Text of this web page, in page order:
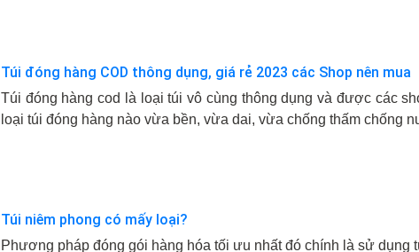
Túi đóng hàng COD thông dụng, giá rẻ 2023 các Shop nên mua
Túi đóng hàng cod là loại túi vô cùng thông dụng và được các
loại túi đóng hàng nào vừa bền, vừa dai, vừa chống thấm chống
Túi niêm phong có mấy loại?
Phương pháp đóng gói hàng hóa tối ưu nhất đó chính là sử dụng